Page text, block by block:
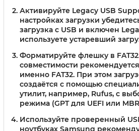
Активируйте Legacy USB
настройках загрузки
загрузка с USB и включен
используете устаревший
Форматируйте флешку в FAT32
совместимости
именно FAT32. При этом
создаётся с помощью
утилит, например, Rufus, с
режима (GPT для UEFI или
Используйте проверенный
ноутбуках Samsung